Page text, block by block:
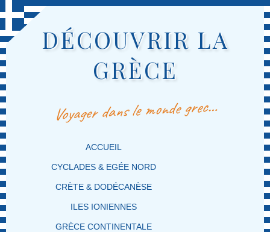
DÉCOUVRIR LA
GRÈCE
Voyager dans le monde grec…
MENU PRINCIPAL
MASQUER LA NAVIGATION PRINCIPALE
MASQUER LA NAVIGATION SECONDAIRE
ACCUEIL
CYCLADES & EGÉE NORD
CRÈTE & DODÉCANÈSE
ILES IONIENNES
GRÈCE CONTINENTALE